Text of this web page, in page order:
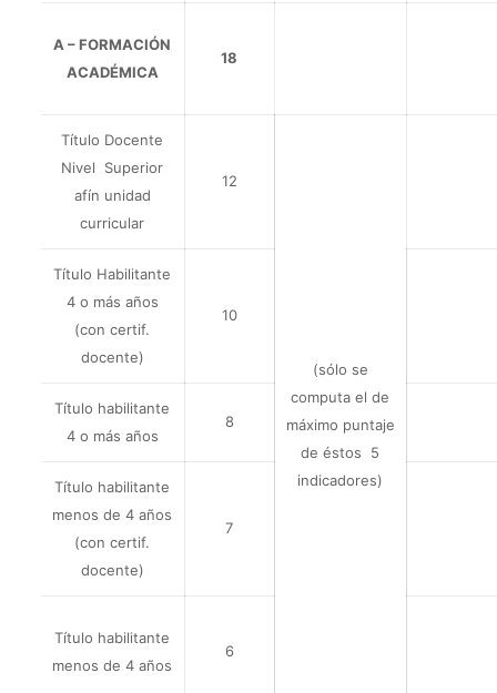
A – FORMACIÓN
ACADÉMICA
18
Título Docente
Nivel Superior
afín unidad
curricular
12
(sólo se
computa el de
máximo puntaje
de éstos 5
indicadores)
Título Habilitante
4 o más años
(con certif.
docente)
10
Título habilitante
4 o más años
8
Título habilitante
menos de 4 años
(con certif.
docente)
7
Título habilitante
menos de 4 años
6